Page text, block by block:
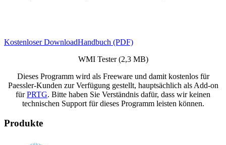
Kostenloser DownloadHandbuch (PDF)
WMI Tester (2,3 MB)
Dieses Programm wird als Freeware und damit kostenlos für
Paessler-Kunden zur Verfügung gestellt, hauptsächlich als Add-on
fürPRTG. Bitte haben Sie Verständnis dafür, dass wir keinen
technischen Support für dieses Programm leisten können.
Produkte